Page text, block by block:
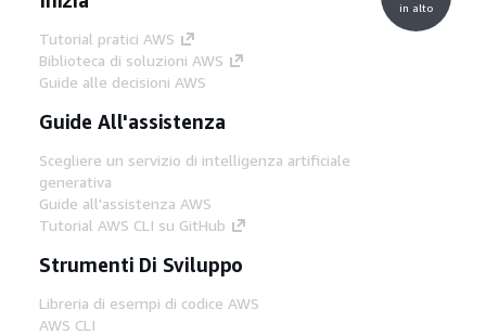
Tutorial pratici AWS
Biblioteca di soluzioni AWS
Guide alle decisioni AWS
Guide All'assistenza
Scegliere un servizio di intelligenza artificiale
generativa
Guide all'assistenza AWS
Tutorial AWS CLI su GitHub
Strumenti Di Sviluppo
Libreria di esempi di codice AWS
AWS CLI
in alto